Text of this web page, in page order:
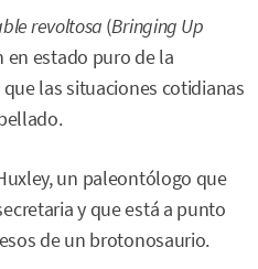
revoltosa (Bringing Up
en estado puro de la
las situaciones cotidianas
un paleontólogo que
y que está a punto
de un brotonosaurio.